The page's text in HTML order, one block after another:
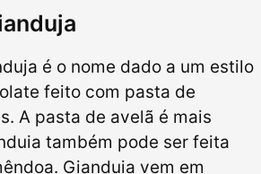
é o nome dado a um estilo
feito com pasta de
A pasta de avelã é mais
também pode ser feita
Gianduia vem em